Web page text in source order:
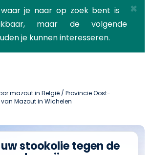
×
je naar op zoek bent is
maar de volgende
je kunnen interesseren.
mazout in België / Provincie Oost-
van Mazout in Wichelen
stookolie tegen de